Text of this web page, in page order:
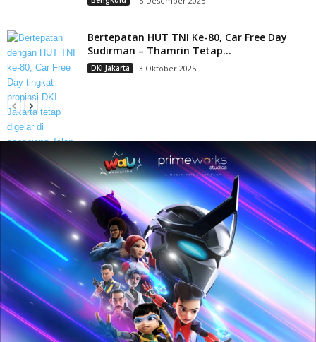
Bertepatan HUT TNI Ke-80, Car Free Day
Sudirman – Thamrin Tetap...
DKI Jakarta 3 Oktober 2025